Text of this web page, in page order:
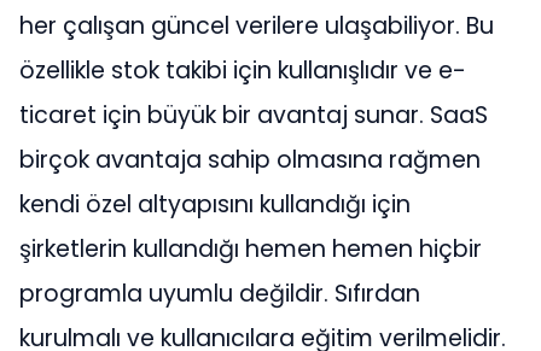
her çalışan güncel verilere ulaşabiliyor. Bu
özellikle stok takibi için kullanışlıdır ve e-
ticaret için büyük bir avantaj sunar. SaaS
birçok avantaja sahip olmasına rağmen
kendi özel altyapısını kullandığı için
şirketlerin kullandığı hemen hemen hiçbir
programla uyumlu değildir. Sıfırdan
kurulmalı ve kullanıcılara eğitim verilmelidir.